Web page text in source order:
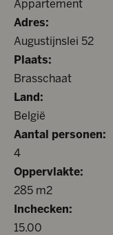
Appartement
Adres:
Augustijnslei 52
Plaats:
Brasschaat
Land:
België
Aantal personen:
4
Oppervlakte:
285 m2
Inchecken:
15.00